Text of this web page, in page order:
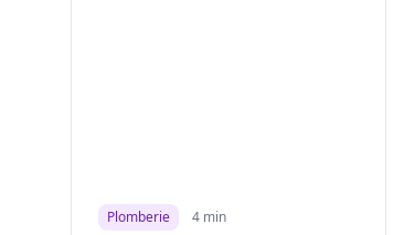
Plomberie 4 min